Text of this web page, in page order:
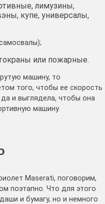
лимузины,
купе, универсалы,
или пожарные.
машину, то
того, чтобы ее скорость
и выглядела, чтобы она
машину.
Maserati, поговорим,
поэтапно. Что для этого
и бумагу, но и немного